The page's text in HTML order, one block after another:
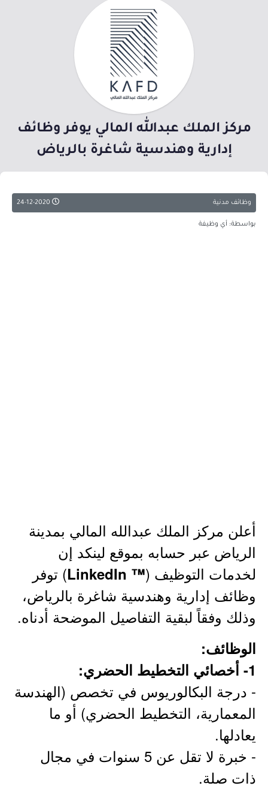
مركز الملك عبدالله المالي يوفر وظائف
إدارية وهندسية شاغرة بالرياض
وظائف مدنية
بواسطة: أي وظيفة
أعلن مركز الملك عبدالله المالي بمدينة
الرياض عبر حسابه بموقع لينكد إن
لخدمات التوظيف (™ LinkedIn
) توفر
وظائف إدارية وهندسية شاغرة بالرياض،
وذلك وفقاً لبقية التفاصيل الموضحة أدناه.
الوظائف:
1- أخصائي التخطيط الحضري:
- درجة البكالوريوس في تخصص (الهندسة
المعمارية، التخطيط الحضري) أو ما
يعادلها.
- خبرة لا تقل عن 5 سنوات في مجال
ذات صلة.